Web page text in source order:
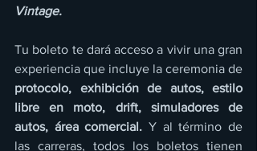
Vintage.
Tu boleto te dará acceso a vivir una gran
protocolo, exhibición de autos, estilo
libre en moto, drift, simuladores de
autos, área comercial. Y al término de
las carreras, todos los boletos tienen